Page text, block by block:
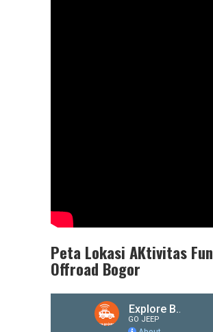
Peta Lokasi AKtivitas Fun
Offroad Bogor